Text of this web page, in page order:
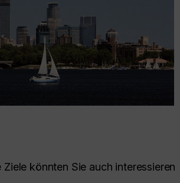
Ziele könnten Sie auch interessieren